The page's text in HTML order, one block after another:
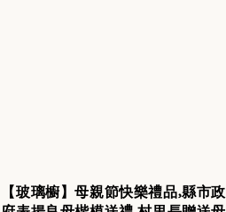
【玻璃櫥】母親節快樂禮品,縣市政